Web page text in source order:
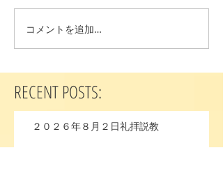
コメントを追加…
RECENT POSTS:
２０２６年８月２日礼拝説教